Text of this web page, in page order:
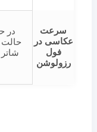
سرعت
عکاسی در
فول
رزولوشن